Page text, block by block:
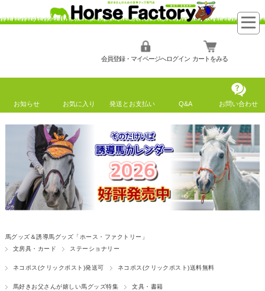
会員登録・マイページへログイン カートをみる
お知らせ お気に入り 発送とお支払い Q&A お問い合わせ
馬グッズ＆誘導馬グッズ「ホース・ファクトリー」
文房具・カード
ステーショナリー
ネコポス(クリックポスト)発送可 ネコポス(クリックポスト)送料無料
馬好きお父さんが嬉しい馬グッズ特集 文具・書籍